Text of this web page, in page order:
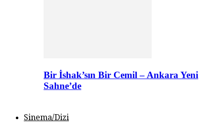
Bir İshak’sın Bir Cemil – Ankara Yeni
Sahne’de
Sinema/Dizi